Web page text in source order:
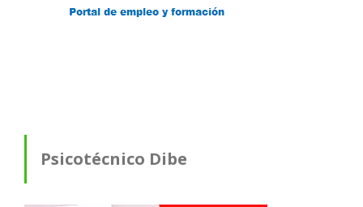
Psicotécnico Dibe